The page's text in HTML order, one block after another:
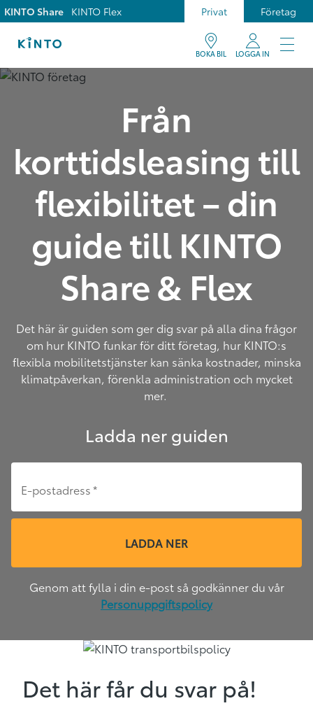
Privat Företag
KINTO Share KINTO Flex
BOKA BIL LOGGA IN
Från
korttidsleasing till
flexibilitet – din
guide till KINTO
Share & Flex
Det här är guiden som ger dig svar på alla dina frågor
om hur KINTO funkar för ditt företag, hur KINTO:s
flexibla mobilitetstjänster kan sänka kostnader, minska
klimatpåverkan, förenkla administration och mycket
mer.
Ladda ner guiden
E-postadress*
LADDA NER
Genom att fylla i din e-post så godkänner du vår
Personuppgiftspolicy
Det här får du svar på!